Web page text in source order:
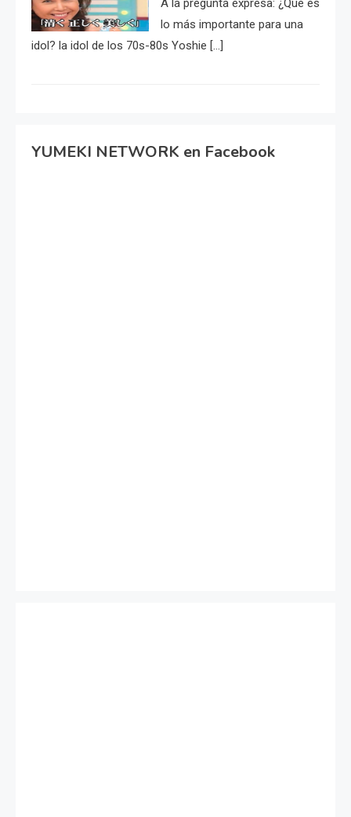
lo más importante para una
idol? la idol de los 70s-80s Yoshie […]
YUMEKI NETWORK en Facebook